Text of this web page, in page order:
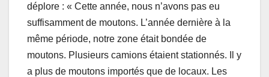
déplore : « Cette année, nous n’avons pas eu
suffisamment de moutons. L’année dernière à la
même période, notre zone était bondée de
moutons. Plusieurs camions étaient stationnés. Il y
a plus de moutons importés que de locaux. Les